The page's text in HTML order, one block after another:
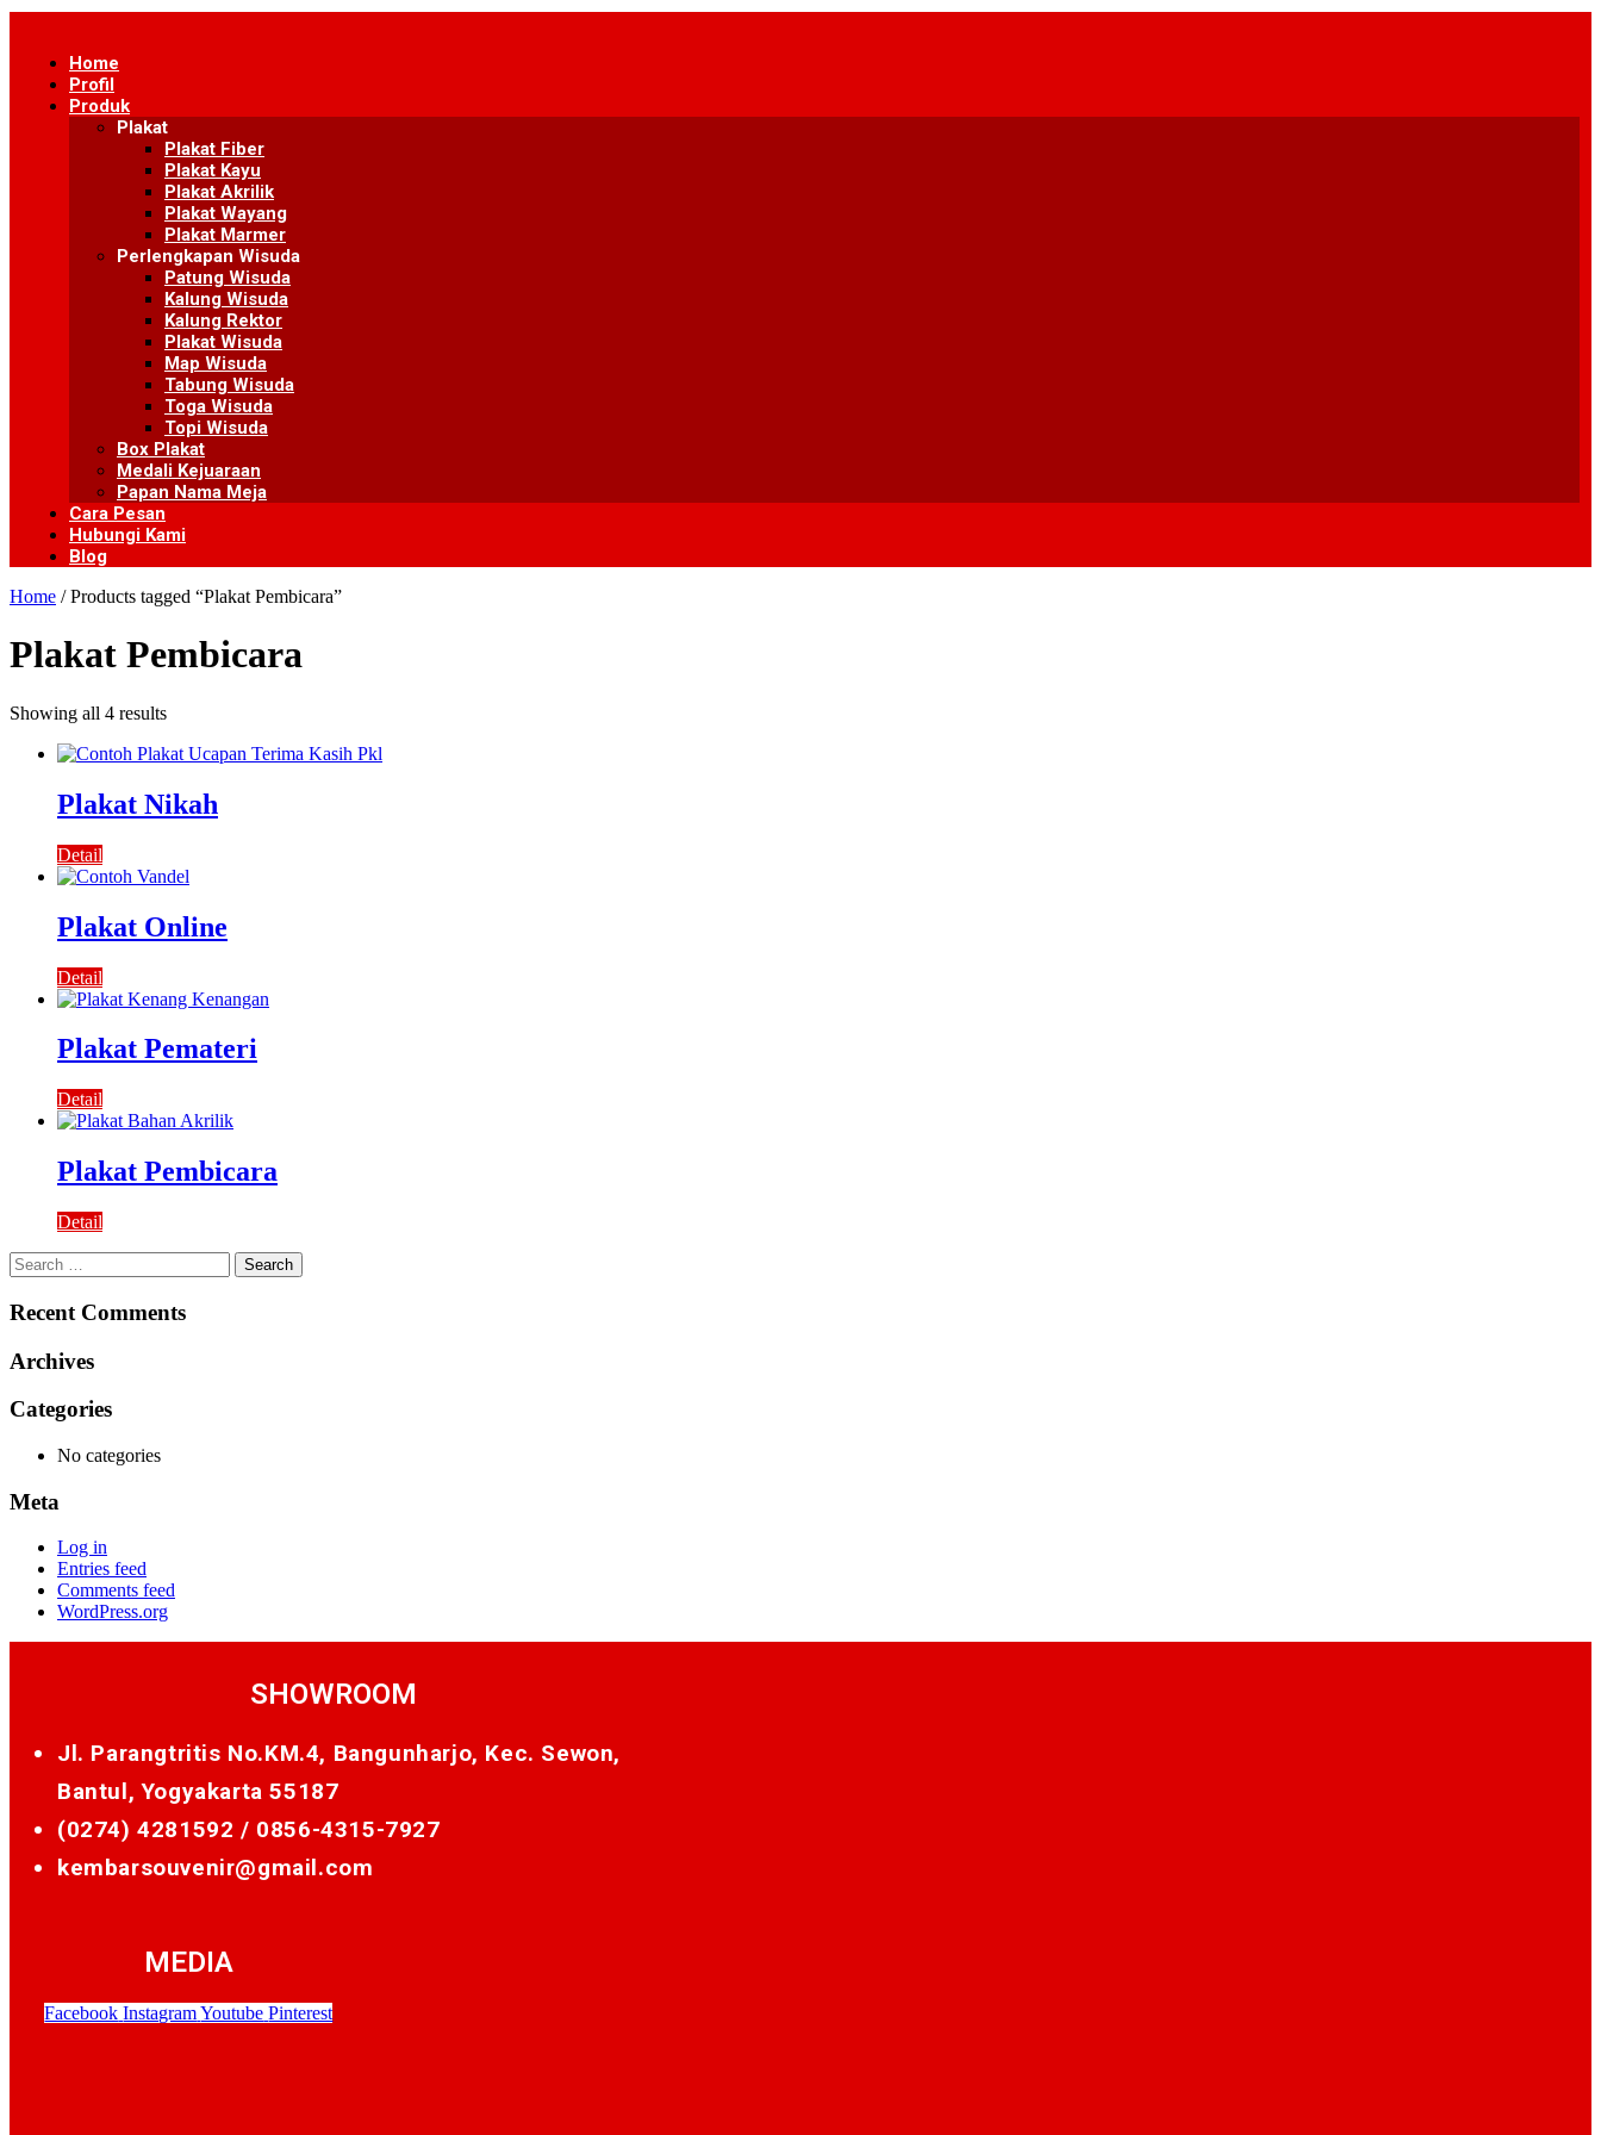
content
Home
Profil
Produk
Plakat
Plakat Fiber
Plakat Kayu
Plakat Akrilik
Plakat Wayang
Plakat Marmer
Perlengkapan Wisuda
Patung Wisuda
Kalung Wisuda
Kalung Rektor
Plakat Wisuda
Map Wisuda
Tabung Wisuda
Toga Wisuda
Topi Wisuda
Box Plakat
Medali Kejuaraan
Papan Nama Meja
Cara Pesan
Hubungi Kami
Blog
Home / Products tagged “Plakat Pembicara”
Plakat Pembicara
Showing all 4 results
Plakat Nikah
Detail
Plakat Online
Detail
Plakat Pemateri
Detail
Plakat Pembicara
Detail
Search
for:
Recent Comments
Archives
Categories
No categories
Meta
Log in
Entries feed
Comments feed
WordPress.org
SHOWROOM
Jl. Parangtritis No.KM.4, Bangunharjo, Kec. Sewon,
Bantul, Yogyakarta 55187
(0274) 4281592 / 0856-4315-7927
kembarsouvenir@gmail.com
MEDIA
Facebook Instagram Youtube Pinterest